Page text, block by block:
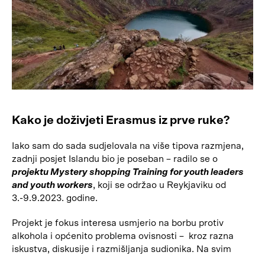
Kako je doživjeti Erasmus iz prve ruke?
Iako sam do sada sudjelovala na više tipova razmjena,
zadnji posjet Islandu bio je poseban – radilo se o
projektu Mystery shopping Training for youth leaders
and youth workers, koji se održao u Reykjaviku od
3.-9.9.2023. godine.
Projekt je fokus interesa usmjerio na borbu protiv
alkohola i općenito problema ovisnosti – kroz razna
iskustva, diskusije i razmišljanja sudionika. Na svim